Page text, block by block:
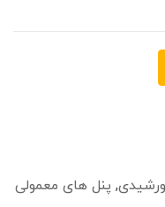
0
س , پنل های معمولی